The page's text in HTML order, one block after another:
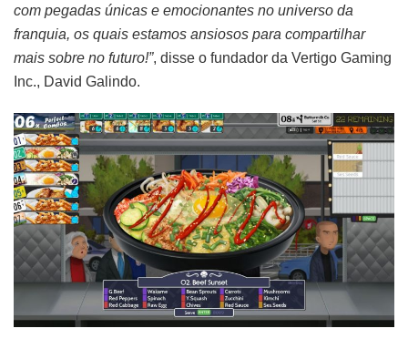
com pegadas únicas e emocionantes no universo da
franquia, os quais estamos ansiosos para compartilhar
mais sobre no futuro!”, disse o fundador da Vertigo Gaming
Inc., David Galindo.